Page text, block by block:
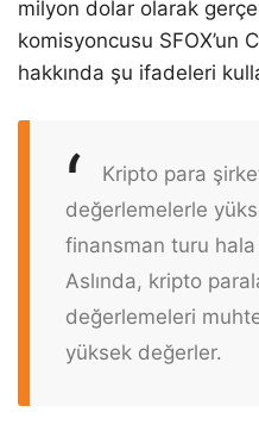
milyon dolar olarak
komisyoncusu SFOX’un
hakkında şu ifadeleri
Kripto para
değerlemelerle
finansman turu
Aslında, kripto
değerlemeleri
yüksek değerler.